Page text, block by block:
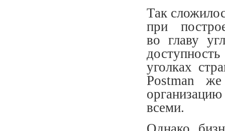
Так
при
во главу
уголках
Postman
всеми.